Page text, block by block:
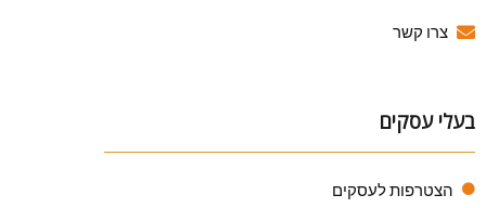
צרו קשר
בעלי עסקים
הצטרפות לעסקים